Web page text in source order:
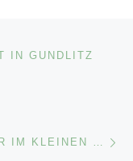
IN GUNDLITZ